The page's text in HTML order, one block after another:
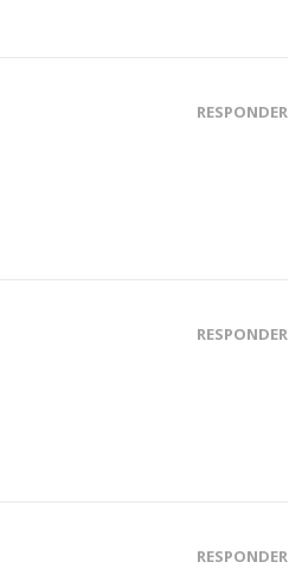
RESPONDER
RESPONDER
RESPONDER